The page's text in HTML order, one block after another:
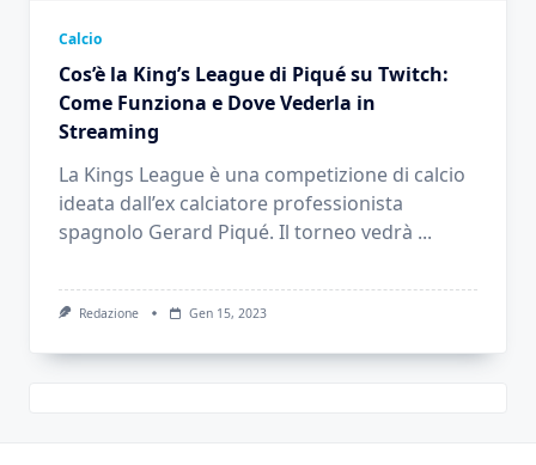
Calcio
Cos’è la King’s League di Piqué su Twitch:
Come Funziona e Dove Vederla in
Streaming
La Kings League è una competizione di calcio
ideata dall’ex calciatore professionista
spagnolo Gerard Piqué. Il torneo vedrà ...
Redazione Gen 15, 2023